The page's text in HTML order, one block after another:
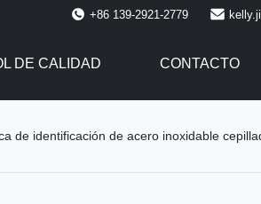
+86 139-2921-2779
DE CALIDAD CONTACTO
de acero inoxidable cepillado, letrero de letra